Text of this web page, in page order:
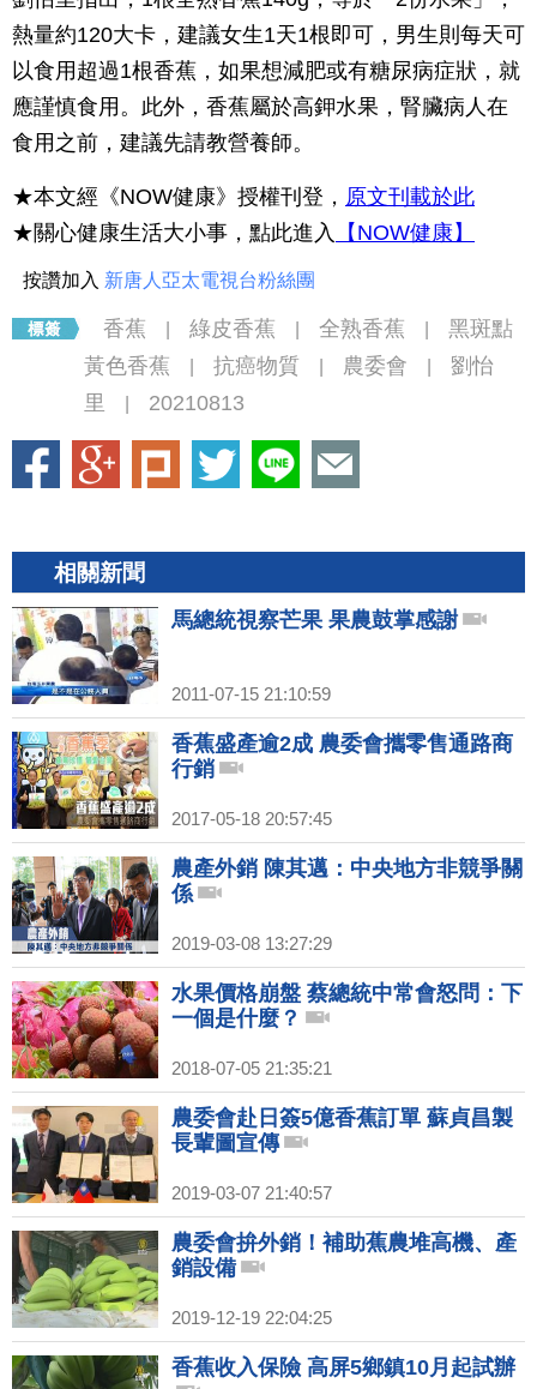
熱量約120大卡，建議女生1天1根即可，男生則每天可
以食用超過1根香蕉，如果想減肥或有糖尿病症狀，就
應謹慎食用。此外，香蕉屬於高鉀水果，腎臟病人在
食用之前，建議先請教營養師。
★本文經《NOW健康》授權刊登， 原文刊載於此
★關心健康生活大小事，點此進入
【NOW健康】
按讚加入 新唐人亞太電視台粉絲團
香蕉 綠皮香蕉 全熟香蕉
黑斑點
黃色香蕉
抗癌物質 農委會
劉怡
里
20210813
相關新聞
馬總統視察芒果 果農鼓掌感謝
2011-07-15 21:10:59
香蕉盛產逾2成 農委會攜零售通路商
行銷
2017-05-18 20:57:45
農產外銷 陳其邁：中央地方非競爭關
係
2019-03-08 13:27:29
水果價格崩盤 蔡總統中常會怒問：下
一個是什麼？
2018-07-05 21:35:21
農委會赴日簽5億香蕉訂單 蘇貞昌製
長輩圖宣傳
2019-03-07 21:40:57
農委會拚外銷！補助蕉農堆高機、產
銷設備
2019-12-19 22:04:25
香蕉收入保險 高屏5鄉鎮10月起試辦